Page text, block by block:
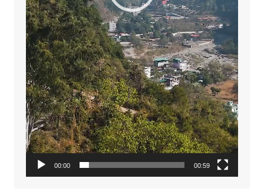
00:00 00:59